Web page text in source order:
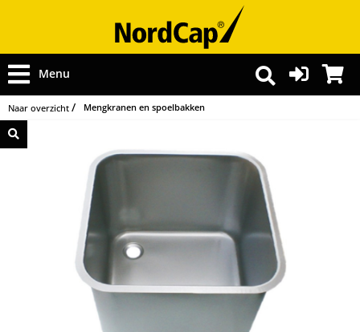
Menu
Naar overzicht Mengkranen en spoelbakken